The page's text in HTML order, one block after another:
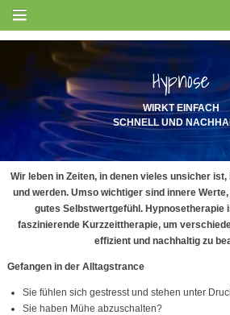
Hypnose
WIRKT EINFACH
SCHNELL UND
Wir leben in Zeiten, in denen vieles unsicher
und werden. Umso wichtiger sind innere
gutes Selbstwertgefühl. Hypnosetherapie
faszinierende Kurzzeittherapie, um
effizient und nachhaltig zu
Gefangen in der Alltagstrance
Sie fühlen sich gestresst und stehen unter
Sie haben Mühe abzuschalten?